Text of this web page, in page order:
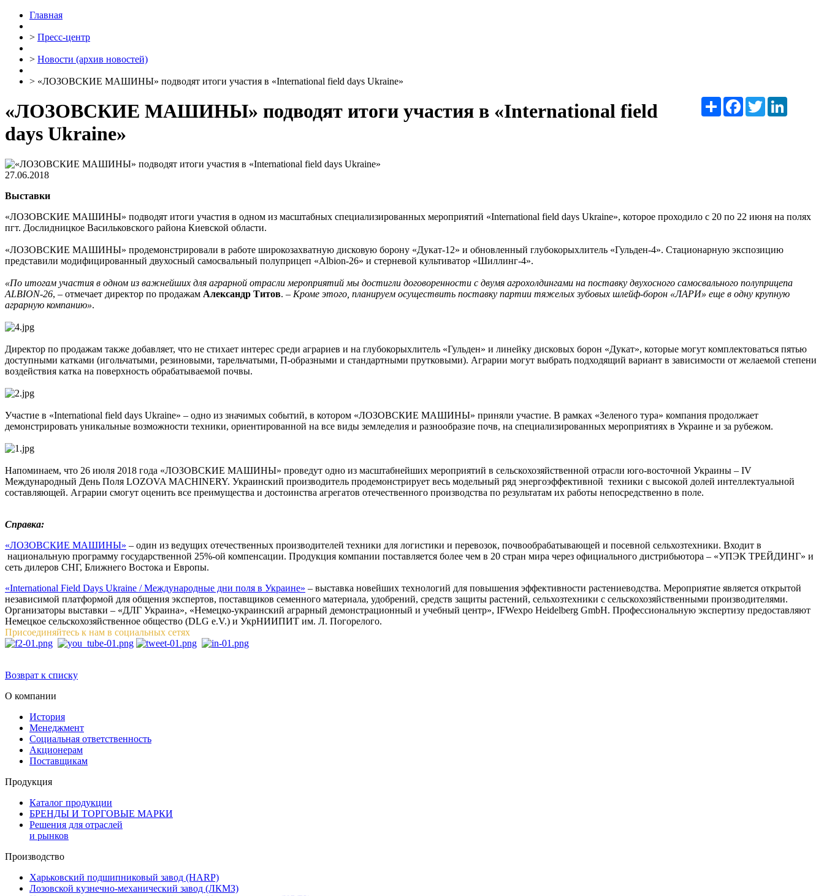
Главная
> Пресс-центр
> Новости (архив новостей)
> «ЛОЗОВСКИЕ МАШИНЫ» подводят итоги участия в «International field days Ukraine»
РесурсFacebookTwitter
«ЛОЗОВСКИЕ МАШИНЫ» подводят итоги участия в «International field
days Ukraine»
27.06.2018
Выставки
«ЛОЗОВСКИЕ МАШИНЫ» подводят итоги участия в одном из масштабных специализированных мероприятий «International field days Ukraine», которое проходило с 20 по 22 июня на полях
пгт. Дослидницкое Васильковского района Киевской области.
«ЛОЗОВСКИЕ МАШИНЫ» продемонстрировали в работе широкозахватную дисковую борону «Дукат-12» и обновленный глубокорыхлитель «Гульден-4». Стационарную экспозицию
представили модифицированный двухосный самосвальный полуприцеп «Albion-26» и стерневой культиватор «Шиллинг-4».
«По итогам участия в одном из важнейших для аграрной отрасли мероприятий мы достигли договоренности с двумя агрохолдингами на поставку двухосного самосвального полуприцепа
ALBION-26, – отмечает директор по продажам Александр Титов. – Кроме этого, планируем осуществить поставку партии тяжелых зубовых шлейф-борон «ЛАРИ» еще в одну крупную
аграрную компанию».
Директор по продажам также добавляет, что не стихает интерес среди аграриев и на глубокорыхлитель «Гульден» и линейку дисковых борон «Дукат», которые могут комплектоваться пятью
доступными катками (игольчатыми, резиновыми, тарельчатыми, П-образными и стандартными прутковыми). Аграрии могут выбрать подходящий вариант в зависимости от желаемой степени
воздействия катка на поверхность обрабатываемой почвы.
Участие в «International field days Ukraine» – одно из значимых событий, в котором «ЛОЗОВСКИЕ МАШИНЫ» приняли участие. В рамках «Зеленого тура» компания продолжает
демонстрировать уникальные возможности техники, ориентированной на все виды земледелия и разнообразие почв, на специализированных мероприятиях в Украине и за рубежом.
Напоминаем, что 26 июля 2018 года «ЛОЗОВСКИЕ МАШИНЫ» проведут одно из масштабнейших мероприятий в сельскохозяйственной отрасли юго-восточной Украины – IV
Международный День Поля LOZOVA MACHINERY. Украинский производитель продемонстрирует весь модельный ряд энергоэффективной техники с высокой долей интеллектуальной
составляющей. Аграрии смогут оценить все преимущества и достоинства агрегатов отечественного производства по результатам их работы непосредственно в поле.
Справка:
«ЛОЗОВСКИЕ МАШИНЫ» – один из ведущих отечественных производителей техники для логистики и перевозок, почвообрабатывающей и посевной сельхозтехники. Входит в
национальную программу государственной 25%-ой компенсации. Продукция компании поставляется более чем в 20 стран мира через официального дистрибьютора – «УПЭК ТРЕЙДИНГ» и
сеть дилеров СНГ, Ближнего Востока и Европы.
«International Field Days Ukraine / Международные дни поля в Украине» – выставка новейших технологий для повышения эффективности растениеводства. Мероприятие является открытой
независимой платформой для общения экспертов, поставщиков семенного материала, удобрений, средств защиты растений, сельхозтехники с сельскохозяйственными производителями.
Организаторы выставки – «ДЛГ Украина», «Немецко-украинский аграрный демонстрационный и учебный центр», IFWexpo Heidelberg GmbH. Профессиональную экспертизу предоставляют
Немецкое сельскохозяйственное общество (DLG e.V.) и УкрНИИПИТ им. Л. Погорелого.
Присоединяйтесь к нам в социальных сетях
Возврат к списку
О компании
История
Менеджмент
Социальная ответственность
Акционерам
Поставщикам
Продукция
Каталог продукции
БРЕНДЫ И ТОРГОВЫЕ МАРКИ
Решения для отраслей
и рынков
Производство
Харьковский подшипниковый завод (HARP)
Лозовской кузнечно-механический завод (ЛКМЗ)